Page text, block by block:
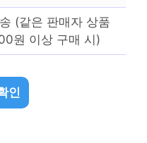
(같은 판매자 상품
원 이상 구매 시)
인